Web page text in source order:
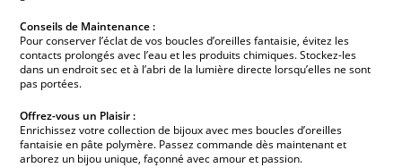
Conseils de Maintenance :
Pour conserver l’éclat de vos boucles d’oreilles fantaisie, évitez les
contacts prolongés avec l’eau et les produits chimiques. Stockez-les
dans un endroit sec et à l’abri de la lumière directe lorsqu’elles ne sont
pas portées.
Offrez-vous un Plaisir :
Enrichissez votre collection de bijoux avec mes boucles d’oreilles
fantaisie en pâte polymère. Passez commande dès maintenant et
arborez un bijou unique, façonné avec amour et passion.